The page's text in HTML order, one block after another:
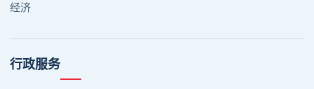
经济
行政服务